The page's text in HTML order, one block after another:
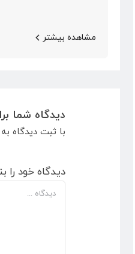
مشاهده بیشتر
دیدگاه شما
با ثبت دیدگاه
دیدگاه خود را
دیدگاه